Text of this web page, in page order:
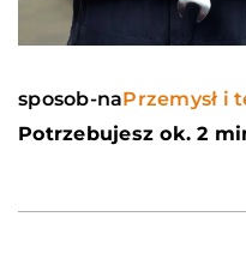
sposob-naPrzemysł i
Potrzebujesz ok. 2